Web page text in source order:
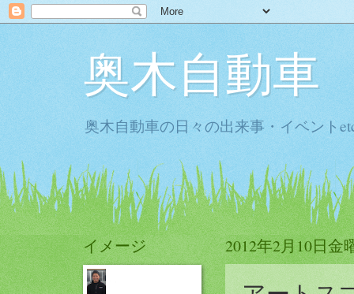
奥木自動車
奥木自動車の日々の出来事・イベント
2012年2月10日金
イメージ